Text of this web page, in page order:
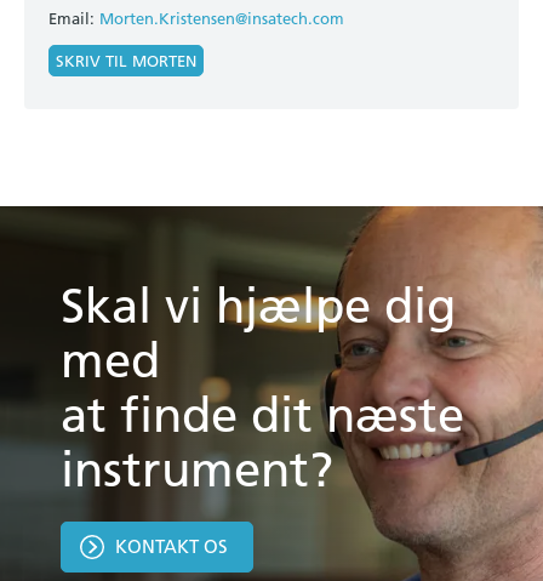
Email: Morten.Kristensen@insatech.com
SKRIV TIL MORTEN
Skal vi hjælpe dig
med
at finde dit næste
instrument?
KONTAKT OS